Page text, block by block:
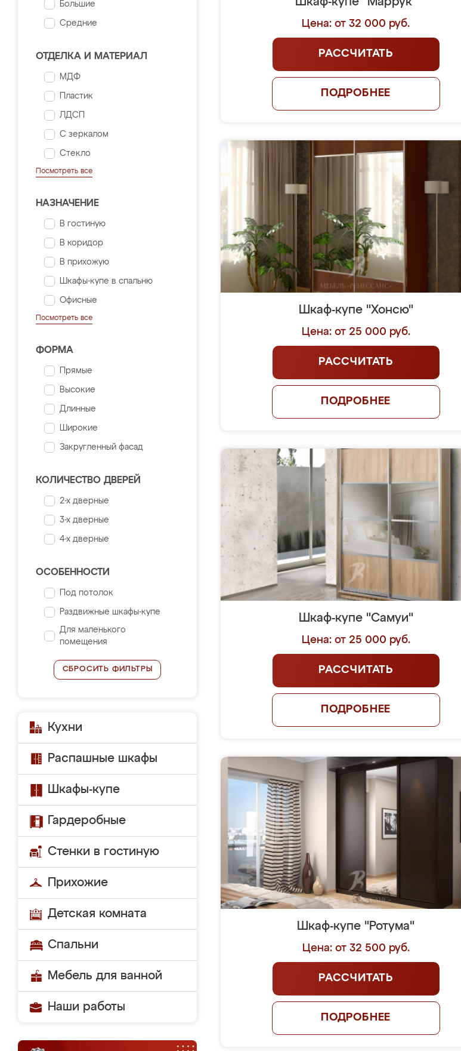
Большие
Средние
ОТДЕЛКА И МАТЕРИАЛ
МДФ
Пластик
ЛДСП
С зеркалом
Стекло
Посмотреть все
НАЗНАЧЕНИЕ
В гостиную
В коридор
В прихожую
Шкафы-купе в спальню
Офисные
Посмотреть все
ФОРМА
Прямые
Высокие
Длинные
Широкие
Закругленный фасад
КОЛИЧЕСТВО ДВЕРЕЙ
2-х дверные
3-х дверные
4-х дверные
ОСОБЕННОСТИ
Под потолок
Раздвижные шкафы-купе
Для маленького
помещения
СБРОСИТЬ ФИЛЬТРЫ
Кухни
Распашные шкафы
Шкафы-купе
Гардеробные
Стенки в гостиную
Прихожие
Детская комната
Спальни
Мебель для ванной
Наши работы
Цена: от 32 000 руб.
РАССЧИТАТЬ
ПОДРОБНЕЕ
Шкаф-купе "Хонсю"
Цена: от 25 000 руб.
РАССЧИТАТЬ
ПОДРОБНЕЕ
Шкаф-купе "Самуи"
Цена: от 25 000 руб.
РАССЧИТАТЬ
ПОДРОБНЕЕ
Шкаф-купе "Ротума"
Цена: от 32 500 руб.
РАССЧИТАТЬ
ПОДРОБНЕЕ